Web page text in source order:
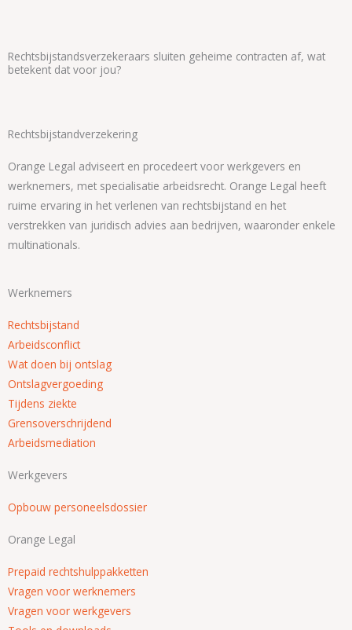
Rechtsbijstandverzekering
Rechtsbijstandsverzekeraars sluiten geheime contracten af, wat
betekent dat voor jou?
Orange Legal adviseert en procedeert voor werkgevers en
werknemers, met specialisatie arbeidsrecht. Orange Legal heeft
ruime ervaring in het verlenen van rechtsbijstand en het
verstrekken van juridisch advies aan bedrijven, waaronder enkele
multinationals.
Werknemers
Rechtsbijstand
Arbeidsconflict
Wat doen bij ontslag
Ontslagvergoeding
Tijdens ziekte
Grensoverschrijdend
Arbeidsmediation
Werkgevers
Opbouw personeelsdossier
Orange Legal
Prepaid rechtshulppakketten
Vragen voor werknemers
Vragen voor werkgevers